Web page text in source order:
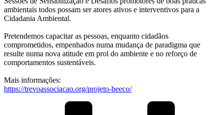
ambientais todos possam ser atores ativos e interventivos para a
Cidadania Ambiental.
Pretendemos capacitar as pessoas, enquanto cidadãos
comprometidos, empenhados numa mudança de paradigma que
resulte numa nova atitude em prol do ambiente e no reforço de
comportamentos sustentáveis.
Mais informações:
https://trevoassociacao.org/projeto-beeco/